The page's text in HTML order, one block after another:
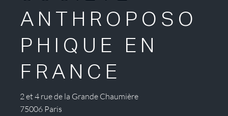
ANTHROPOSO
PHIQUE EN
FRANCE
2 et 4 rue de la Grande Chaumière
75006 Paris